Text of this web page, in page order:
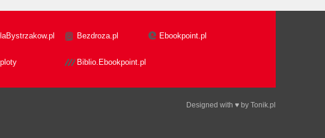
Bezdroza.pl Ebookpoint.pl
Biblio.Ebookpoint.pl
Designed with ♥ by Tonik.pl